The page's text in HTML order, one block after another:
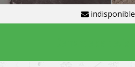
indisponible